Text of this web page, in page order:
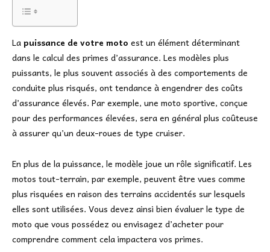
Lapuissance de votre moto est un élément déterminant
dans le calcul des primes d’assurance. Les modèles plus
puissants, le plus souvent associés à des comportements de
conduite plus risqués, ont tendance à engendrer des coûts
d’assurance élevés. Par exemple, une moto sportive, conçue
pour des performances élevées, sera en général plus coûteuse
à assurer qu’un deux-roues de type cruiser.
En plus de la puissance, le modèle joue un rôle significatif. Les
motos tout-terrain, par exemple, peuvent être vues comme
plus risquées en raison des terrains accidentés sur lesquels
elles sont utilisées. Vous devez ainsi bien évaluer le type de
moto que vous possédez ou envisagez d’acheter pour
comprendre comment cela impactera vos primes.